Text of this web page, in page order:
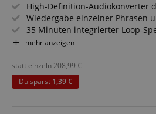
High-Definition-Audiokonverter
Wiedergabe einzelner Phrasen
35 Minuten integrierter Loop-
Stereo 44,1 kHz 16-Bit.wav-
Sparset inklusive Netzteil + Kabel
mehr anzeigen
statt einzeln208,99 €
Du sparst 1,39 €